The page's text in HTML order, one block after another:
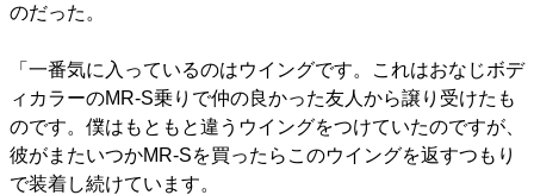
のだった。
「一番気に入っているのはウイングです。これはおなじボデ
ィカラーのMR-S乗りで仲の良かった友人から譲り受けたも
のです。僕はもともと違うウイングをつけていたのですが、
彼がまたいつかMR-Sを買ったらこのウイングを返すつもり
で装着し続けています。